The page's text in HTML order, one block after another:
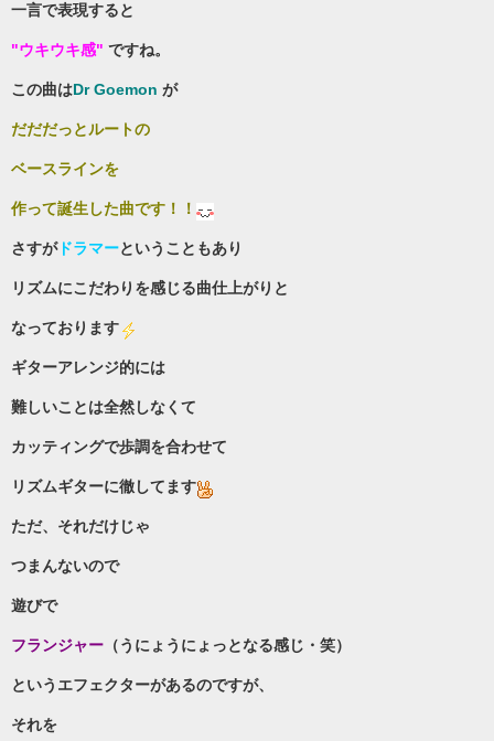
一言で表現すると
"ウキウキ感" ですね。
この曲はDr Goemon が
だだだっとルートの
ベースラインを
作って誕生した曲です！！
さすがドラマーということもあり
リズムにこだわりを感じる曲仕上がりと
なっております
ギターアレンジ的には
難しいことは全然しなくて
カッティングで歩調を合わせて
リズムギターに徹してます
ただ、それだけじゃ
つまんないので
遊びで
フランジャー （うにょうにょっとなる感じ・笑）
というエフェクターがあるのですが、
それを